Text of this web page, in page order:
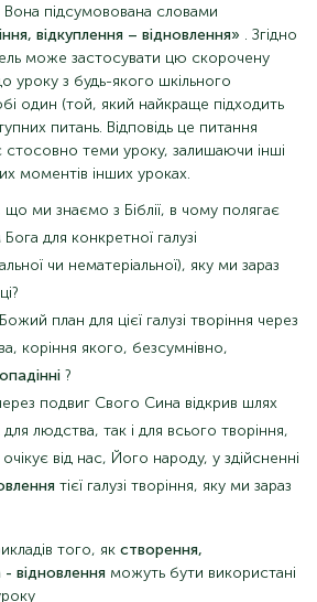
Вона підсумовована словами
відкуплення – відновлення» . Згідно
може застосувати цю скорочену
до уроку з будь-якого шкільного
один (той, який найкраще підходить
питань. Відповідь це питання
стосовно теми уроку, залишаючи інші
моментів інших уроках.
ми знаємо з Біблії, в чому полягає
для конкретної галузі
чи нематеріальної), яку ми зараз
план для цієї галузі творіння через
коріння якого, безсумнівно,
?
подвиг Свого Сина відкрив шлях
для людства, так і для всього творіння,
очікує від нас, Його народу, у здійсненні
тієї галузі творіння, яку ми зараз
того, як створення,
- відновлення можуть бути використані